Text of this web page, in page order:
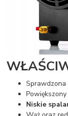
Sprawdzona
Niskie